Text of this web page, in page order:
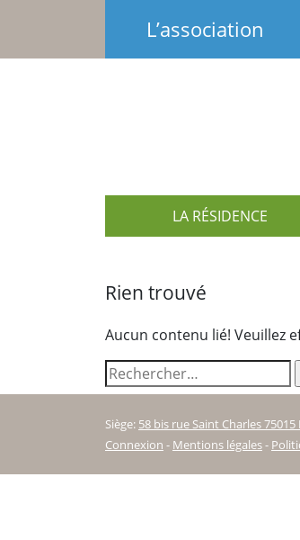
L’association
LA RÉSIDENCE
Rien trouvé
Aucun contenu lié! Veuillez
Rechercher :
Siège: 58 bis rue Saint Charles 75015
Connexion - Mentions légales-